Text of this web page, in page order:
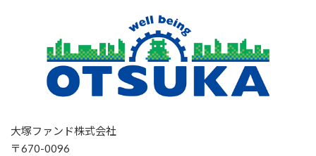
大塚ファンド株式会社
〒670-0096